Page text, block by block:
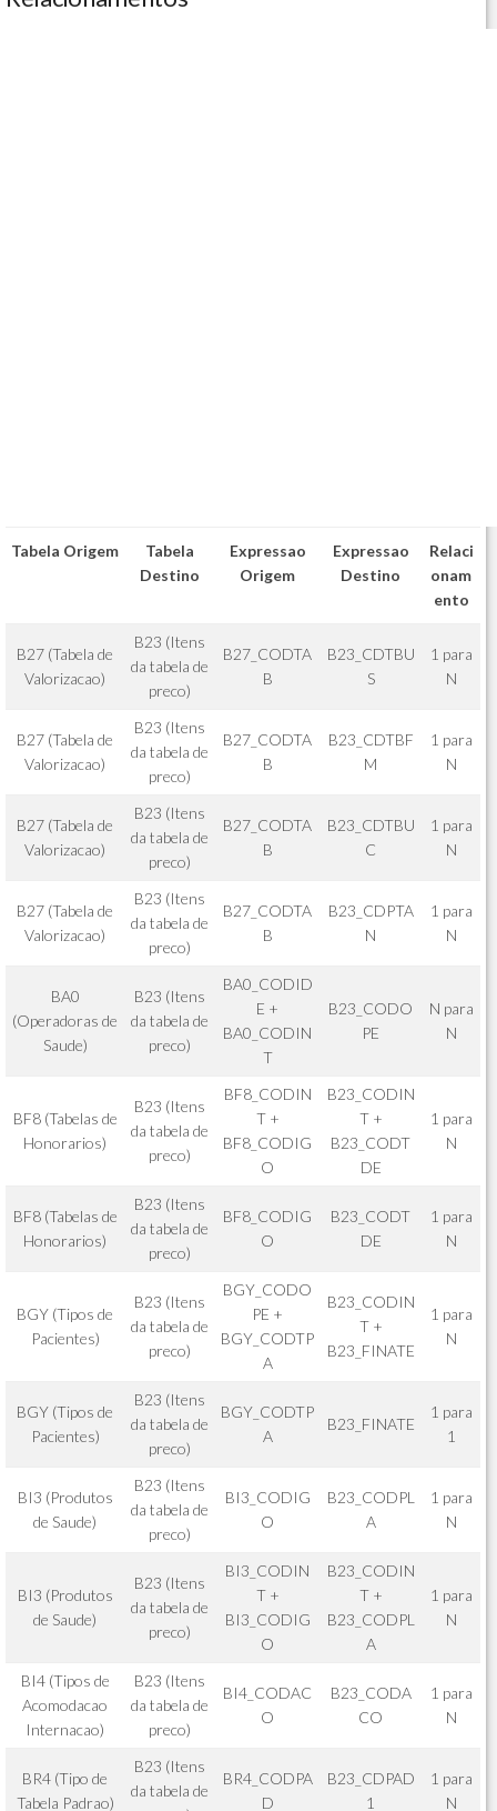
Tabela Origem
Tabela
Destino
Expressao
Origem
Expressao
Destino
Relaci
onam
ento
B27 (Tabela de
Valorizacao)
B23 (Itens
da tabela de
preco)
B27_CODTA
B
B23_CDTBU
S
1 para
N
B27 (Tabela de
Valorizacao)
B23 (Itens
da tabela de
preco)
B27_CODTA
B
B23_CDTBF
M
1 para
N
B27 (Tabela de
Valorizacao)
B23 (Itens
da tabela de
preco)
B27_CODTA
B
B23_CDTBU
C
1 para
N
B27 (Tabela de
Valorizacao)
B23 (Itens
da tabela de
preco)
B27_CODTA
B
B23_CDPTA
N
1 para
N
BA0
(Operadoras de
Saude)
B23 (Itens
da tabela de
preco)
BA0_CODID
E +
BA0_CODIN
T
B23_CODO
PE
N para
N
BF8 (Tabelas de
Honorarios)
B23 (Itens
da tabela de
preco)
BF8_CODIN
T +
BF8_CODIG
O
B23_CODIN
T +
B23_CODT
DE
1 para
N
BF8 (Tabelas de
Honorarios)
B23 (Itens
da tabela de
preco)
BF8_CODIG
O
B23_CODT
DE
1 para
N
BGY (Tipos de
Pacientes)
B23 (Itens
da tabela de
preco)
BGY_CODO
PE +
BGY_CODTP
A
B23_CODIN
T +
B23_FINATE
1 para
N
BGY (Tipos de
Pacientes)
B23 (Itens
da tabela de
preco)
BGY_CODTP
A
B23_FINATE
1 para
1
BI3 (Produtos
de Saude)
B23 (Itens
da tabela de
preco)
BI3_CODIG
O
B23_CODPL
A
1 para
N
BI3 (Produtos
de Saude)
B23 (Itens
da tabela de
preco)
BI3_CODIN
T +
BI3_CODIG
O
B23_CODIN
T +
B23_CODPL
A
1 para
N
BI4 (Tipos de
Acomodacao
Internacao)
B23 (Itens
da tabela de
preco)
BI4_CODAC
O
B23_CODA
CO
1 para
N
BR4 (Tipo de
Tabela Padrao)
B23 (Itens
da tabela de
BR4_CODPA
D
B23_CDPAD
1
1 para
N